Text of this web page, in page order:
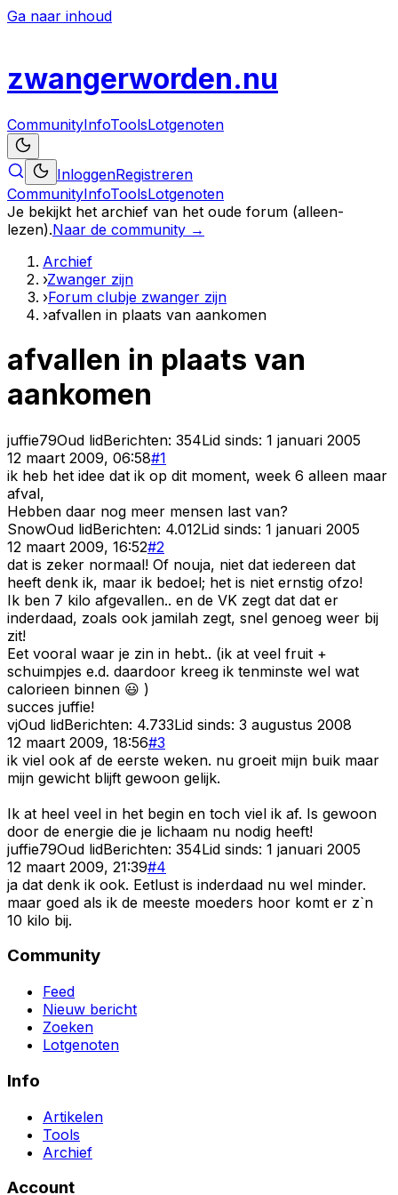
Ga naar inhoud
zwangerworden.nu
CommunityInfoToolsLotgenoten
InloggenRegistreren
CommunityInfoToolsLotgenoten
Je bekijkt het archief van het oude forum (alleen-
lezen).Naar de community →
Archief
›Zwanger zijn
›Forum clubje zwanger zijn
›afvallen in plaats van aankomen
afvallen in plaats van
aankomen
juffie79Oud lidBerichten: 354Lid sinds: 1 januari 2005
12 maart 2009, 06:58#1
ik heb het idee dat ik op dit moment, week 6 alleen maar
afval,
Hebben daar nog meer mensen last van?
SnowOud lidBerichten: 4.012Lid sinds: 1 januari 2005
12 maart 2009, 16:52#2
dat is zeker normaal! Of nouja, niet dat iedereen dat
heeft denk ik, maar ik bedoel; het is niet ernstig ofzo!
Ik ben 7 kilo afgevallen.. en de VK zegt dat dat er
inderdaad, zoals ook jamilah zegt, snel genoeg weer bij
zit!
Eet vooral waar je zin in hebt.. (ik at veel fruit +
schuimpjes e.d. daardoor kreeg ik tenminste wel wat
calorieen binnen 😃 )
succes juffie!
vjOud lidBerichten: 4.733Lid sinds: 3 augustus 2008
12 maart 2009, 18:56#3
ik viel ook af de eerste weken. nu groeit mijn buik maar
mijn gewicht blijft gewoon gelijk.
Ik at heel veel in het begin en toch viel ik af. Is gewoon
door de energie die je lichaam nu nodig heeft!
juffie79Oud lidBerichten: 354Lid sinds: 1 januari 2005
12 maart 2009, 21:39#4
ja dat denk ik ook. Eetlust is inderdaad nu wel minder.
maar goed als ik de meeste moeders hoor komt er z`n
10 kilo bij.
Community
Feed
Nieuw bericht
Zoeken
Lotgenoten
Info
Artikelen
Tools
Archief
Account